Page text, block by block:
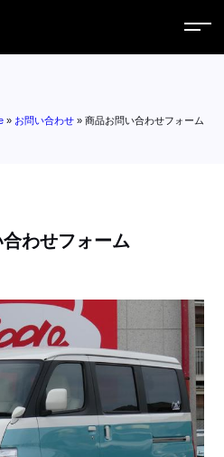
» お問い合わせ »商品お問い合わせフォーム
わせフォーム